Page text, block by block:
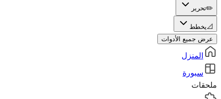
✏️تحرير
📐يخطط
عرض جميع الأدوات
المنزل
سبورة
ملحقات